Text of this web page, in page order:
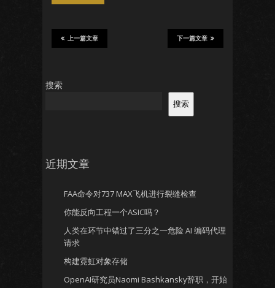
下一篇文章
上一篇文章
搜索
搜索
近期文章
FAA命令对737 MAX飞机进行裂缝检查
你能反向工程一个ASIC吗？
人类在环节中错过了三分之一危险 AI 编码代理
请求
构建霓虹对象存储
OpenAI研究员Naomi Bashkansky辞职，开始